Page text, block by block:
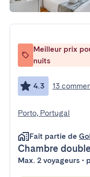
Meilleur prix
nuits
4.3 13
Porto, Portugal
Fait partie de
Chambre double
Max. 2 voyageurs •